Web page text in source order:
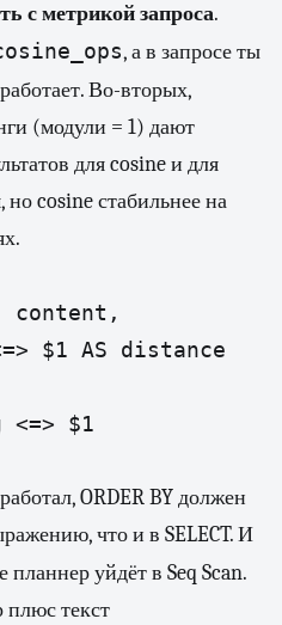
с метрикой запроса.
, а в запросе ты
Во-вторых,
(модули = 1) дают
для cosine и для
но cosine стабильнее на
content,
$1 AS distance
<=> $1
ORDER BY должен
что и в SELECT. И
планнер уйдёт в Seq Scan.
текст